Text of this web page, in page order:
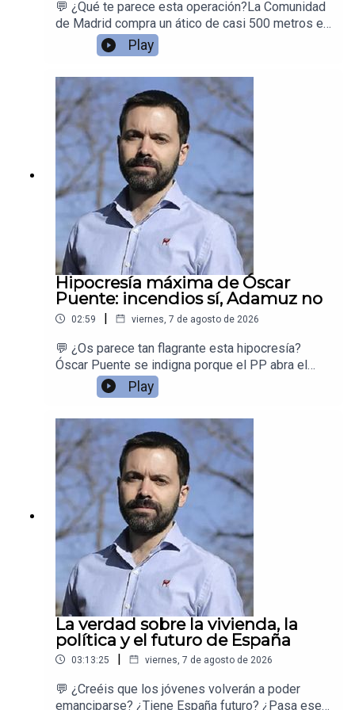
💬 ¿Qué te parece esta operación?La Comunidad
de Madrid compra un ático de casi 500 metros en
Chamberí para que Ayuso tenga reuniones
temporales mientras reforman la sede
oficial.Juan Ramón Rallo se hace las preguntas
que nadie contesta
Play
Hipocresía máxima de Óscar
Puente: incendios sí, Adamuz no
02:59 | viernes, 7 de agosto de 2026
💬 ¿Os parece tan flagrante esta hipocresía?
Óscar Puente se indigna porque el PP abra el
debate de responsabilidades mientras los
incendios todavía arden… pero cuando la tragedia
exactamente lo contrario: que las
responsabilidades había que dilucidarlas más
adelante.Desmontamos la doble vara de medir
del ministro de Transportes.
Play
La verdad sobre la vivienda, la
política y el futuro de España
03:13:25 | viernes, 7 de agosto de 2026
💬 ¿Creéis que los jóvenes volverán a poder
emanciparse? ¿Tiene España futuro? ¿Pasa ese